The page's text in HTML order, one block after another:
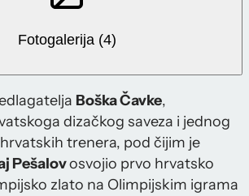
Fotogalerija (4)
Boška Čavke,
dizačkog saveza i jednog
trenera, pod čijim je
Pešalovosvojio prvo hrvatsko
zlato na Olimpijskim igrama